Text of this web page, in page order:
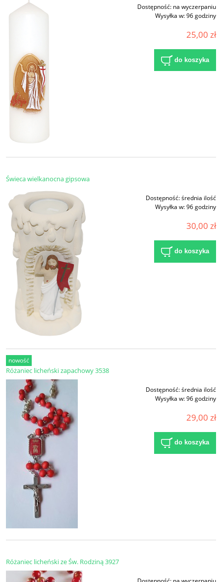
Dostępność: na wyczerpaniu
Wysyłka w:96 godziny
25,00 zł
do koszyka
Świeca wielkanocna gipsowa
Dostępność:średnia ilość
Wysyłka w:96 godziny
30,00 zł
do koszyka
Różaniec licheński zapachowy 3538
Dostępność:średnia ilość
Wysyłka w:96 godziny
29,00 zł
do koszyka
nowość
Różaniec licheński ze Św. Rodziną 3927